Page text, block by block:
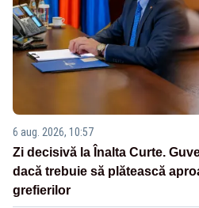
6 aug. 2026, 10:57
Zi decisivă la Înalta Curte.
dacă trebuie să plătească
grefierilor